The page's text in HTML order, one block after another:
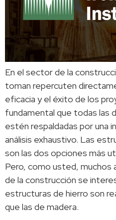
En el sector de la
toman repercuten
eficacia y el éxito de los
fundamental que todas las
estén respaldadas por una
análisis exhaustivo. Las
son las dos opciones más
Pero, como usted,
de la construcción se
estructuras de hierro son
que las de madera.